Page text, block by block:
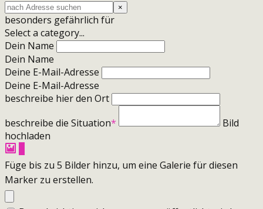
×
besonders gefährlich für
Select a category...
Dein Name
Dein Name
Deine E-Mail-Adresse
Deine E-Mail-Adresse
beschreibe hier den Ort
beschreibe die Situation*
Bild
hochladen
Füge bis zu 5 Bilder hinzu, um eine Galerie für diesen
Marker zu erstellen.